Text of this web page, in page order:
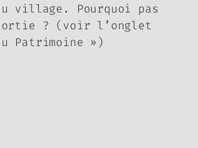
village. Pourquoi pas
? (voir l’onglet
Patrimoine »)